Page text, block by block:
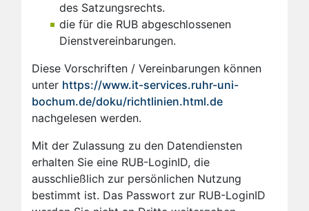
des Satzungsrechts.
die für die RUB abgeschlossenen
Dienstvereinbarungen.
Diese Vorschriften / Vereinbarungen können
unter https://www.it-services.ruhr-uni-
bochum.de/doku/richtlinien.html.de
nachgelesen werden.
Mit der Zulassung zu den Datendiensten
erhalten Sie eine RUB-LoginID, die
ausschließlich zur persönlichen Nutzung
bestimmt ist. Das Passwort zur RUB-LoginID